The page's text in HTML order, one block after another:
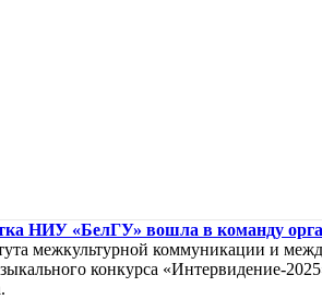
НИУ «БелГУ» вошла в команду
межкультурной коммуникации и
конкурса «Интервидение-